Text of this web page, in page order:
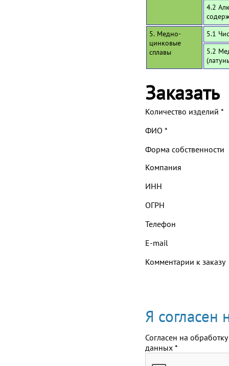
4.2
5. Медно-
цинковые
сплавы
5.1
5.2
Заказать
Количество изделий *
ФИО *
Форма собственности
Компания
ИНН
ОГРН
Телефон
E-mail
Комментарии к заказу
Я согласен
Согласен на обработку
данных *